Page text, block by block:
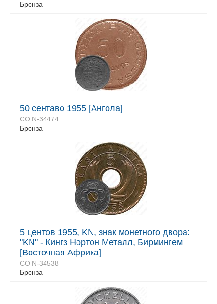
Бронза
50 сентаво 1955 [Ангола]
COIN-34474
Бронза
5 центов 1955, KN, знак монетного двора:
"KN" - Кингз Нортон Металл, Бирмингем
[Восточная Африка]
COIN-34538
Бронза